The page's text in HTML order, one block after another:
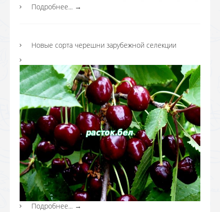
Подробнее... →
Новые сорта черешни зарубежной селекции
Подробнее... →